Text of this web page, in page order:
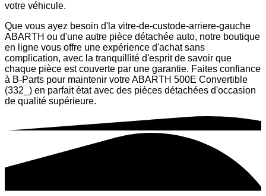
votre véhicule.
Que vous ayez besoin d'la vitre-de-custode-arriere-gauche
ABARTH ou d'une autre pièce détachée auto, notre boutique
en ligne vous offre une expérience d'achat sans
complication, avec la tranquillité d'esprit de savoir que
chaque pièce est couverte par une garantie. Faites confiance
à B-Parts pour maintenir votre ABARTH 500E Convertible
(332_) en parfait état avec des pièces détachées d'occasion
de qualité supérieure.